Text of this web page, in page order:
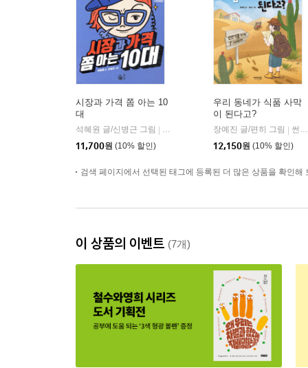
시장과 가격 쫌 아는 10
대
석혜원 글/신병근 그림
풀빛
11,700원 (10% 할인)
우리 동네가 식품 사막
이 된다고?
장예진 글/편히 그림
썬더키즈
12,150원 (10% 할인)
검색 페이지에서 선택된 태그에 등록된 더 많은 상품을 확인해
이 상품의 이벤트 (7개)